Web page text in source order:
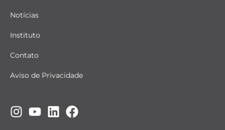
Notícias
Instituto
Contato
Aviso de Privacidade